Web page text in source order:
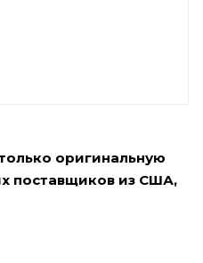
оригинальную
поставщиков из США,